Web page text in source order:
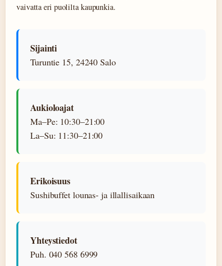
vaivatta eri puolilta kaupunkia.
Sijainti
Turuntie 15, 24240 Salo
Aukioloajat
Ma–Pe: 10:30–21:00
La–Su: 11:30–21:00
Erikoisuus
Sushibuffet lounas- ja illallisaikaan
Yhteystiedot
Puh. 040 568 6999